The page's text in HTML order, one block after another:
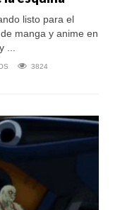
listo para el
manga y anime en
...
VUELTA
DE
LA
3824